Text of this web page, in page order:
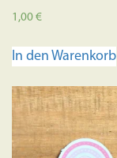
1,00€
In den Warenkorb